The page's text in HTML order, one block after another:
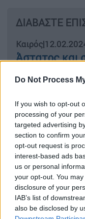
Do Not Process
If you wish to opt-out
processing of your
targeted advertising
section to confirm
opt-out request is
interest-based ads
us or personal
your opt-out. You
disclosure of your
IAB’s list of
also be disclosed by
ΔΙΑΒΑΣΤΕ
Καιρός|
Άστατος και
Επιμένουν
Πότε
Τι είναι η
Τα
είναι τομικρό
σαν μίαλεπτή
καταιγίδων» θα
κεντρικού,